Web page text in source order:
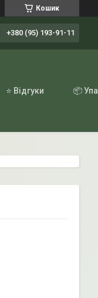
Кошик
+380 (95) 193-91-11
⭐ Відгуки 📦